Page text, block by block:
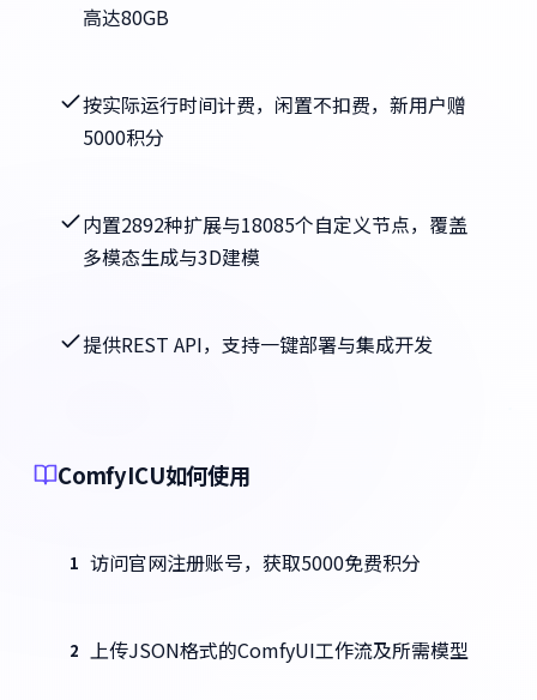
高达80GB
按实际运行时间计费，闲置不扣费，新用户赠
5000积分
内置2892种扩展与18085个自定义节点，覆盖
多模态生成与3D建模
提供REST API，支持一键部署与集成开发
ComfyICU如何使用
1 访问官网注册账号，获取5000免费积分
2 上传JSON格式的ComfyUI工作流及所需模型